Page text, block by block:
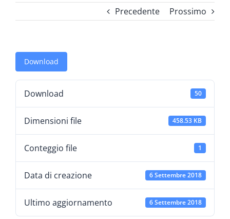
Precedente Prossimo
Download
Download 50
Dimensioni file 458.53 KB
Conteggio file 1
Data di creazione 6 Settembre 2018
Ultimo aggiornamento 6 Settembre 2018